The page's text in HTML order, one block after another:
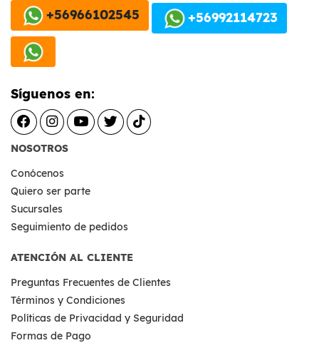
+56966102545 +56992114723
Síguenos en:
NOSOTROS
Conócenos
Quiero ser parte
Sucursales
Seguimiento de pedidos
ATENCIÓN AL CLIENTE
Preguntas Frecuentes de Clientes
Términos y Condiciones
Políticas de Privacidad y Seguridad
Formas de Pago